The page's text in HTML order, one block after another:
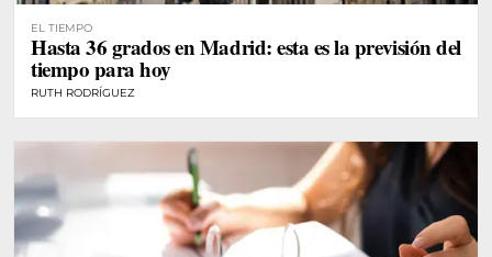
EL TIEMPO
Hasta 36 grados en Madrid: esta es la previsión del
tiempo para hoy
RUTH RODRÍGUEZ